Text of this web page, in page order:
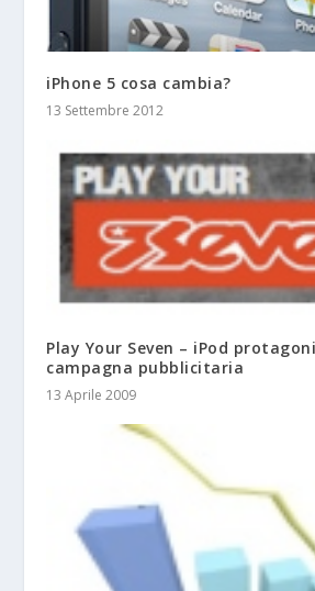
iPhone 5 cosa cambia?
13 Settembre 2012
Play Your Seven – iPod
campagna pubblicitaria
13 Aprile 2009